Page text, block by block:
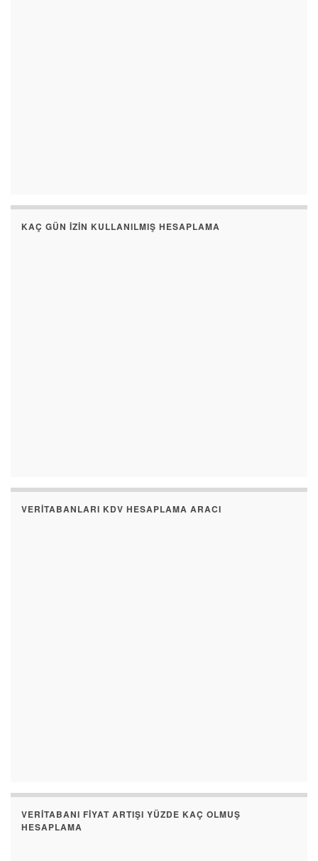
KAÇ GÜN İZIN KULLANILMIŞ HESAPLAMA
VERITABANLARI KDV HESAPLAMA ARACI
VERITABANI FIYAT ARTIŞI YÜZDE KAÇ OLMUŞ
HESAPLAMA